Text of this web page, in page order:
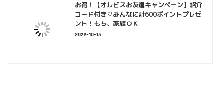
お得！【オルビスお友達キャンペーン】紹介
コード付き♡みんなに計600ポイントプレゼ
ント！もち、家族ＯＫ
2022-10-13